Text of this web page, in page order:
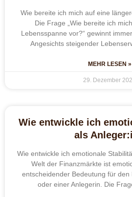
Wie bereite ich mich auf eine
Die Frage „Wie bereite ich
Lebensspanne vor?“ gewinnt
Angesichts steigender
MEHR LESEN »
29. Dezember
Wie entwickle ich
als
Wie entwickle ich emotionale
Welt der Finanzmärkte ist
entscheidender Bedeutung für den
oder einer Anlegerin. Die